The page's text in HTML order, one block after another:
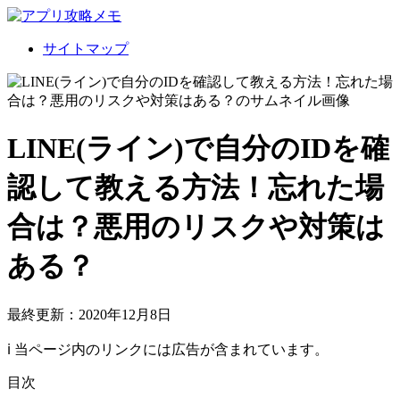
サイトマップ
LINE(ライン)で自分のIDを確
認して教える方法！忘れた場
合は？悪用のリスクや対策は
ある？
最終更新：2020年12月8日
ℹ︎ 当ページ内のリンクには広告が含まれています。
目次